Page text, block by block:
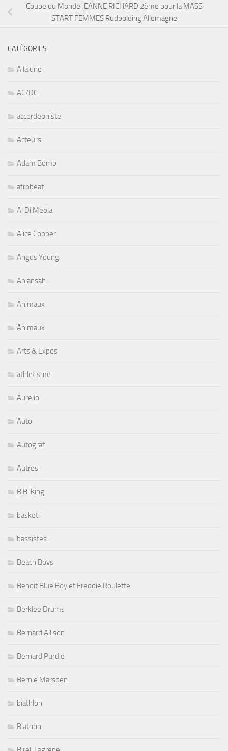
Coupe du Monde JEANNE RICHARD 2ème pour la MASS
START FEMMES Rudpolding Allemagne
CATÉGORIES
A la une
AC/DC
accordeoniste
Acteurs
Adam Bomb
afrobeat
Al Di Meola
Alice Cooper
Angus Young
Aniansah
Animaux
Animaux
Arts & Expos
athletisme
Aurelio
Auto
Autograf
Autres
B.B. King
basket
bassistes
Beach Boys
Benoit Blue Boy et Freddie Roulette
Berklee Drums
Bernard Allison
Bernard Purdie
Bernie Marsden
biathlon
Biathon